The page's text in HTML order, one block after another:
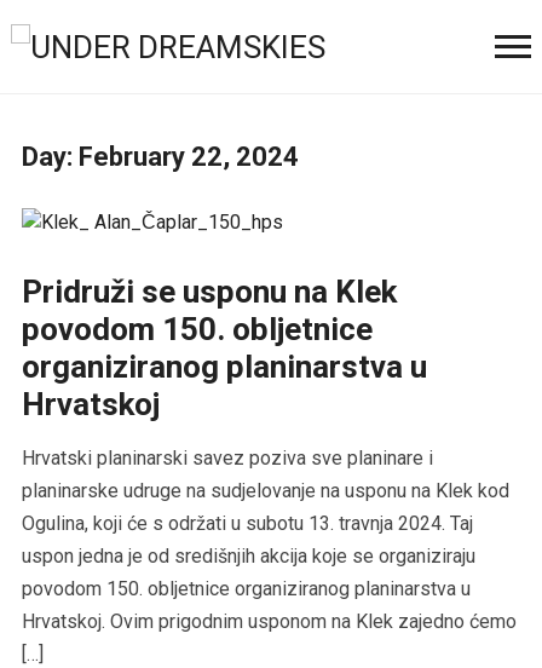
Day: February 22, 2024
Pridruži se usponu na Klek
povodom 150. obljetnice
organiziranog planinarstva u
Hrvatskoj
Hrvatski planinarski savez poziva sve planinare i
planinarske udruge na sudjelovanje na usponu na Klek kod
Ogulina, koji će s održati u subotu 13. travnja 2024. Taj
uspon jedna je od središnjih akcija koje se organiziraju
povodom 150. obljetnice organiziranog planinarstva u
Hrvatskoj. Ovim prigodnim usponom na Klek zajedno ćemo
[…]